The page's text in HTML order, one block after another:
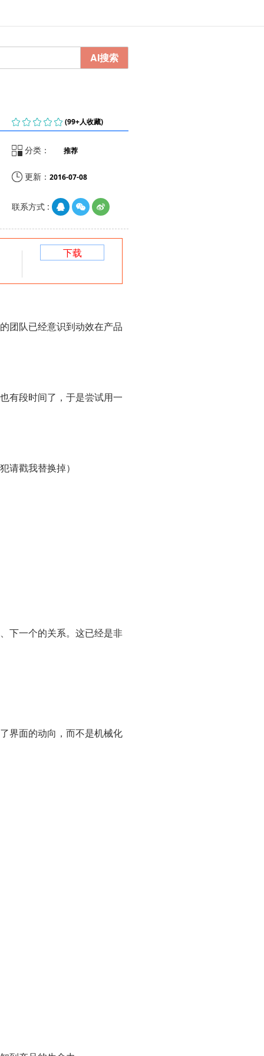
AI搜索
     (99+人收藏)
分类： 推荐
更新： 2016-07-08
联系方式 :
下载
团队已经意识到动效在产品
有段时间了，于是尝试用一
请戳我替换掉）
下一个的关系。这已经是非
界面的动向，而不是机械化